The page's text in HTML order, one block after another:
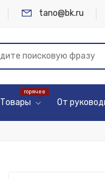
tano@bk.ru
Товары От